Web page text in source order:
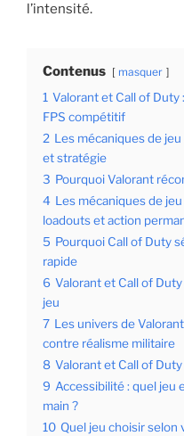
l’intensité.
Contenus masquer
1 Valorant et Call of Duty
FPS compétitif
2 Les mécaniques de
et stratégie
3 Pourquoi Valorant
4 Les mécaniques de
loadouts et action
5 Pourquoi Call of Duty
rapide
6 Valorant et Call of
jeu
7 Les univers de
contre réalisme militaire
8 Valorant et Call of
9 Accessibilité : quel jeu
main ?
10 Quel jeu choisir selon